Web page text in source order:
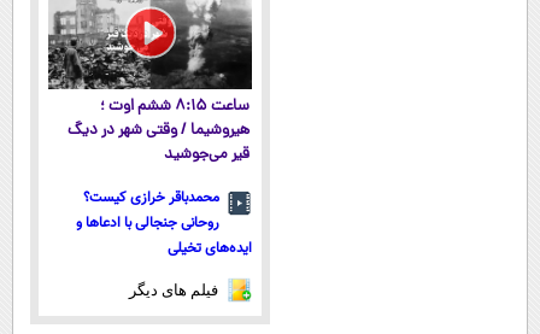
ساعت ۸:۱۵ ششم اوت ؛
هیروشیما / وقتی شهر در دیگ
قیر می‌جوشید
محمدباقر خرازی کیست؟
روحانی جنجالی با ادعاها و
ایده‌های تخیلی
فیلم های دیگر